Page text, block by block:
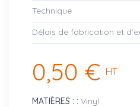
Technique
Délais de fabrication et
0,50 € HT
MATIÈRES : : Vinyl